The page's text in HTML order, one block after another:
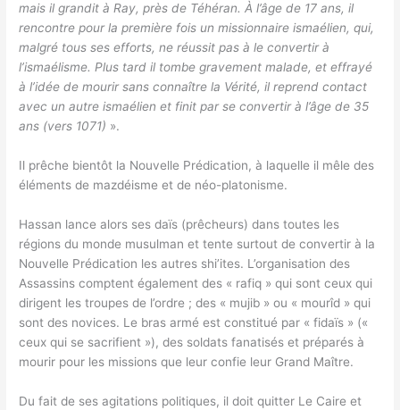
mais il grandit à Ray, près de Téhéran. À l’âge de 17 ans, il
rencontre pour la première fois un missionnaire ismaélien, qui,
malgré tous ses efforts, ne réussit pas à le convertir à
l’ismaélisme. Plus tard il tombe gravement malade, et effrayé
à l’idée de mourir sans connaître la Vérité, il reprend contact
avec un autre ismaélien et finit par se convertir à l’âge de 35
ans (vers 1071) ».
Il prêche bientôt la Nouvelle Prédication, à laquelle il mêle des
éléments de mazdéisme et de néo-platonisme.
Hassan lance alors ses daïs (prêcheurs) dans toutes les
régions du monde musulman et tente surtout de convertir à la
Nouvelle Prédication les autres shi’ites. L’organisation des
Assassins comptent également des « rafiq » qui sont ceux qui
dirigent les troupes de l’ordre ; des « mujib » ou « mourîd » qui
sont des novices. Le bras armé est constitué par « fidaïs » («
ceux qui se sacrifient »), des soldats fanatisés et préparés à
mourir pour les missions que leur confie leur Grand Maître.
Du fait de ses agitations politiques, il doit quitter Le Caire et